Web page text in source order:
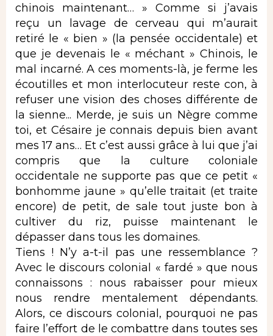
chinois maintenant… » Comme si j’avais
reçu un lavage de cerveau qui m’aurait
retiré le « bien » (la pensée occidentale) et
que je devenais le « méchant » Chinois, le
mal incarné. A ces moments-là, je ferme les
écoutilles et mon interlocuteur reste con, à
refuser une vision des choses différente de
la sienne... Merde, je suis un Nègre comme
toi, et Césaire je connais depuis bien avant
mes 17 ans… Et c’est aussi grâce à lui que j’ai
compris que la culture coloniale
occidentale ne supporte pas que ce petit «
bonhomme jaune » qu’elle traitait (et traite
encore) de petit, de sale tout juste bon à
cultiver du riz, puisse maintenant le
dépasser dans tous les domaines.
Tiens ! N’y a-t-il pas une ressemblance ?
Avec le discours colonial « fardé » que nous
connaissons : nous rabaisser pour mieux
nous rendre mentalement dépendants.
Alors, ce discours colonial, pourquoi ne pas
faire l’effort de le combattre dans toutes ses